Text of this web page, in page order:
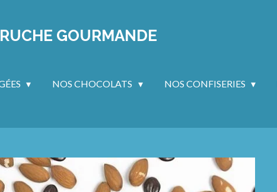
GOURMANDE
NOS CHOCOLATS NOS CONFISERIES